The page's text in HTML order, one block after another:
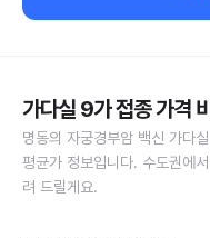
가다실 9가 접종 가격
명동의 자궁경부암 백신 가다
평균가 정보입니다. 수도권에
려 드릴게요.